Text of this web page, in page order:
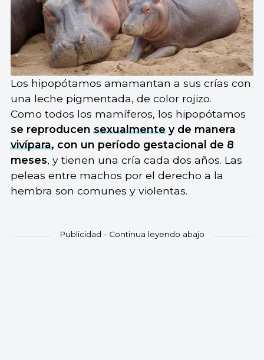
Los hipopótamos amamantan a sus crías con
una leche pigmentada, de color rojizo.
Como todos los mamíferos, los hipopótamos
se reproducensexualmentey de manera
vivípara, con un período gestacional de 8
meses, y tienen una cría cada dos años. Las
peleas entre machos por el derecho a la
hembra son comunes y violentas.